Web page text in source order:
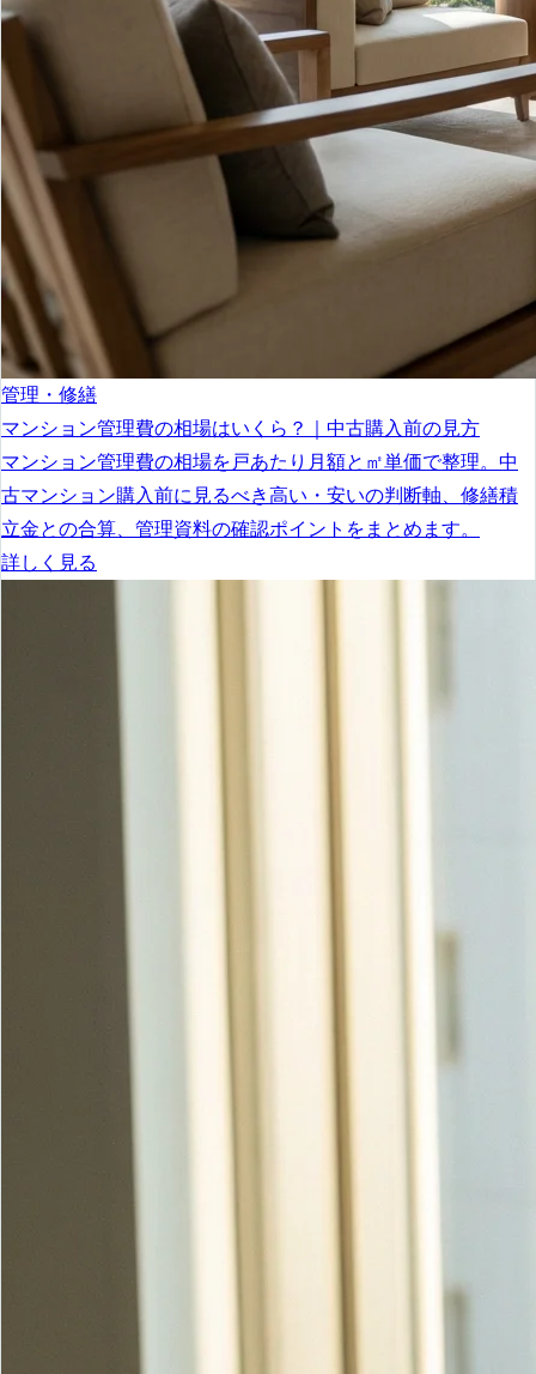
管理・修繕
マンション管理費の相場はいくら？｜中古購入前の見方
マンション管理費の相場を戸あたり月額と㎡単価で整理。中
古マンション購入前に見るべき高い・安いの判断軸、修繕積
立金との合算、管理資料の確認ポイントをまとめます。
詳しく見る